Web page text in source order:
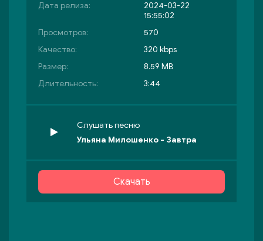
Дата релиза:
2024-03-22
15:55:02
Просмотров:
570
Качество:
320 kbps
Размер:
8.59 MB
Длительность:
3:44
Слушать песню
Ульяна Милошенко - Завтра
Скачать